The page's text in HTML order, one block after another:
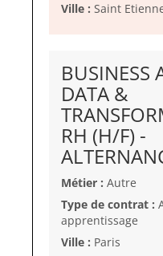
Ville : Saint
BUSINESS
DATA &
RH (H/F) -
Métier : Autre
Type de contrat :
apprentissage
Ville : Paris